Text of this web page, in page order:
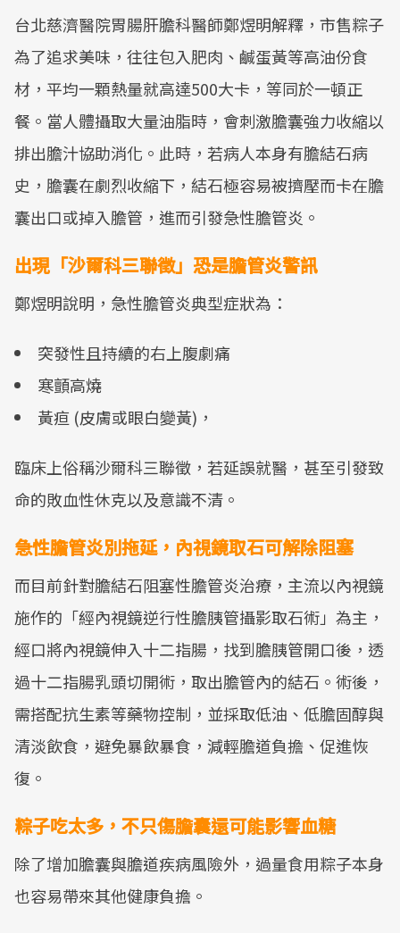
台北慈濟醫院胃腸肝膽科醫師鄭煜明解釋，市售粽子
為了追求美味，往往包入肥肉、鹹蛋黃等高油份食
材，平均一顆熱量就高達500大卡，等同於一頓正
餐。當人體攝取大量油脂時，會刺激膽囊強力收縮以
排出膽汁協助消化。此時，若病人本身有膽結石病
史，膽囊在劇烈收縮下，結石極容易被擠壓而卡在膽
囊出口或掉入膽管，進而引發急性膽管炎。
出現「沙爾科三聯徵」恐是膽管炎警訊
鄭煜明說明，急性膽管炎典型症狀為：
突發性且持續的右上腹劇痛
寒顫高燒
黃疸 (皮膚或眼白變黃)，
臨床上俗稱沙爾科三聯徵，若延誤就醫，甚至引發致
命的敗血性休克以及意識不清。
急性膽管炎別拖延，內視鏡取石可解除阻塞
而目前針對膽結石阻塞性膽管炎治療，主流以內視鏡
施作的「經內視鏡逆行性膽胰管攝影取石術」為主，
經口將內視鏡伸入十二指腸，找到膽胰管開口後，透
過十二指腸乳頭切開術，取出膽管內的結石。術後，
需搭配抗生素等藥物控制，並採取低油、低膽固醇與
清淡飲食，避免暴飲暴食，減輕膽道負擔、促進恢
復。
粽子吃太多，不只傷膽囊還可能影響血糖
除了增加膽囊與膽道疾病風險外，過量食用粽子本身
也容易帶來其他健康負擔。